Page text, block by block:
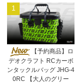
1
【予約商品】ロ
デオクラフト RCカーボ
ンタックルバッグ JHG-4
0RC 【大人のグリー